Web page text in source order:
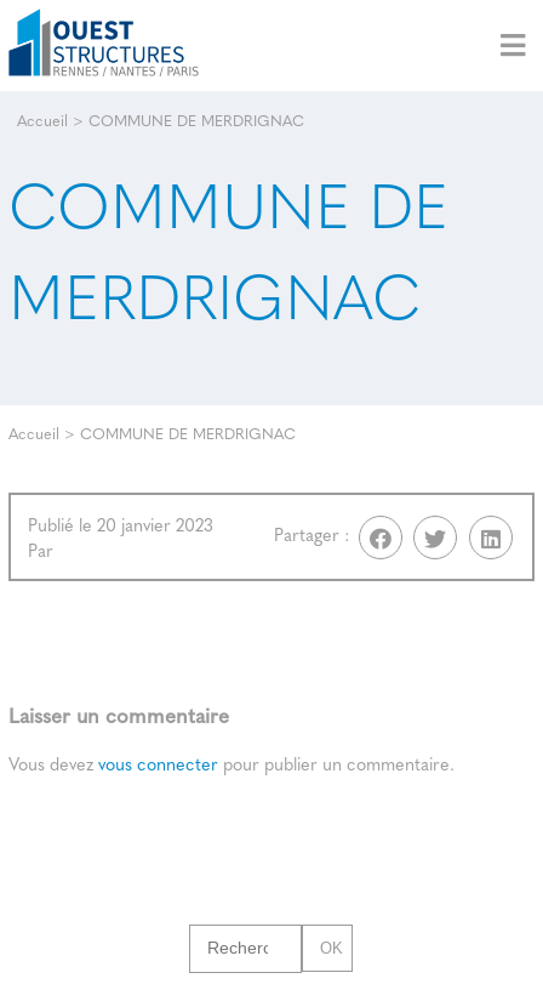
Accueil > COMMUNE DE MERDRIGNAC
COMMUNE DE
MERDRIGNAC
Accueil > COMMUNE DE MERDRIGNAC
Publié le 20 janvier 2023
Par
Partager :
Laisser un commentaire
Vous devezvous connecter pour publier un commentaire.
OK